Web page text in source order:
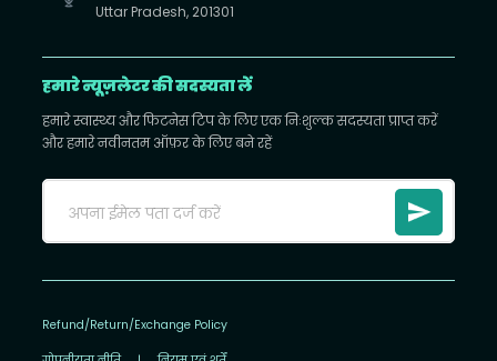
Uttar Pradesh, 201301
हमारे न्यूज़लेटर की सदस्यता लें
हमारे स्वास्थ्य और फिटनेस टिप के लिए एक निःशुल्क सदस्यता प्राप्त करें
और हमारे नवीनतम ऑफ़र के लिए बने रहें
Refund/Return/Exchange Policy